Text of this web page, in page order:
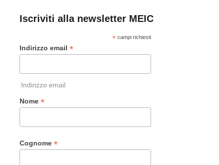
Iscriviti alla newsletter MEIC
*campi richiesti
Indirizzo email *
Indirizzo email
Nome *
Cognome *